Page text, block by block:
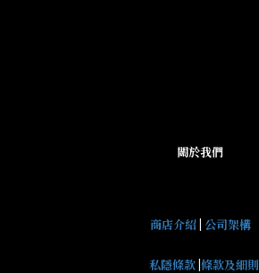
關於我們
商店介紹| 公司架構
私隱條款 條款及細則